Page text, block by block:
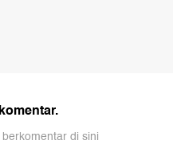
di sini